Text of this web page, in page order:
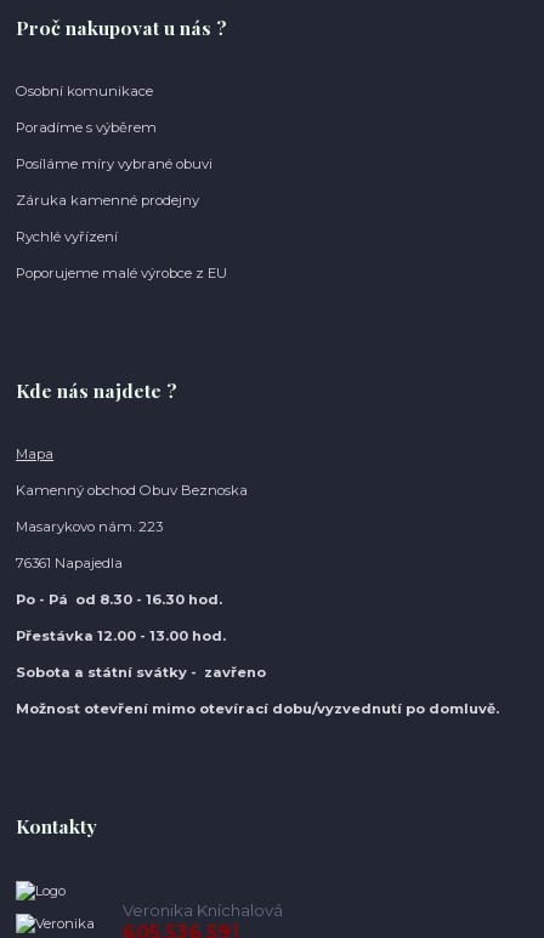
Proč nakupovat u nás ?
Osobní komunikace
Poradíme s výběrem
Posíláme míry vybrané obuvi
Záruka kamenné prodejny
Rychlé vyřízení
Poporujeme malé výrobce z EU
Kde nás najdete ?
Mapa
Kamenný obchod Obuv Beznoska
Masarykovo nám. 223
76361 Napajedla
Po - Pá od 8.30 - 16.30 hod.
Přestávka 12.00 - 13.00 hod.
Sobota a státní svátky - zavřeno
Možnost otevření mimo otevírací dobu/vyzvednutí po domluvě.
Kontakty
Veronika Kníchalová
605 536 591